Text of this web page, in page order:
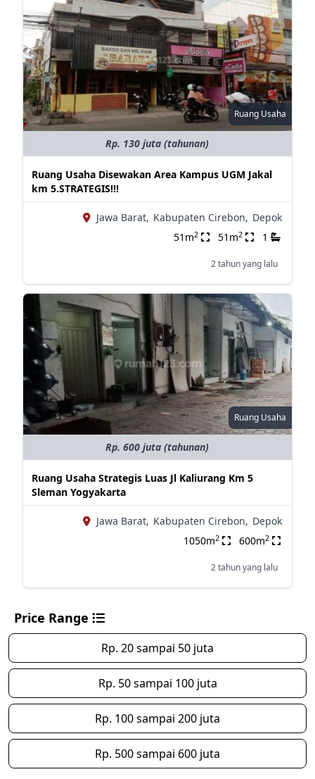
Ruang Usaha
Rp. 130 juta (tahunan)
Ruang Usaha Disewakan Area Kampus UGM Jakal
km 5.STRATEGIS!!!
Jawa Barat, Kabupaten Cirebon, Depok
51m2 51m2 1
2 tahun yang lalu
Ruang Usaha
Rp. 600 juta (tahunan)
Ruang Usaha Strategis Luas Jl Kaliurang Km 5
Sleman Yogyakarta
Jawa Barat, Kabupaten Cirebon, Depok
1050m2 600m2
2 tahun yang lalu
Price Range
Rp. 20 sampai 50 juta
Rp. 50 sampai 100 juta
Rp. 100 sampai 200 juta
Rp. 500 sampai 600 juta